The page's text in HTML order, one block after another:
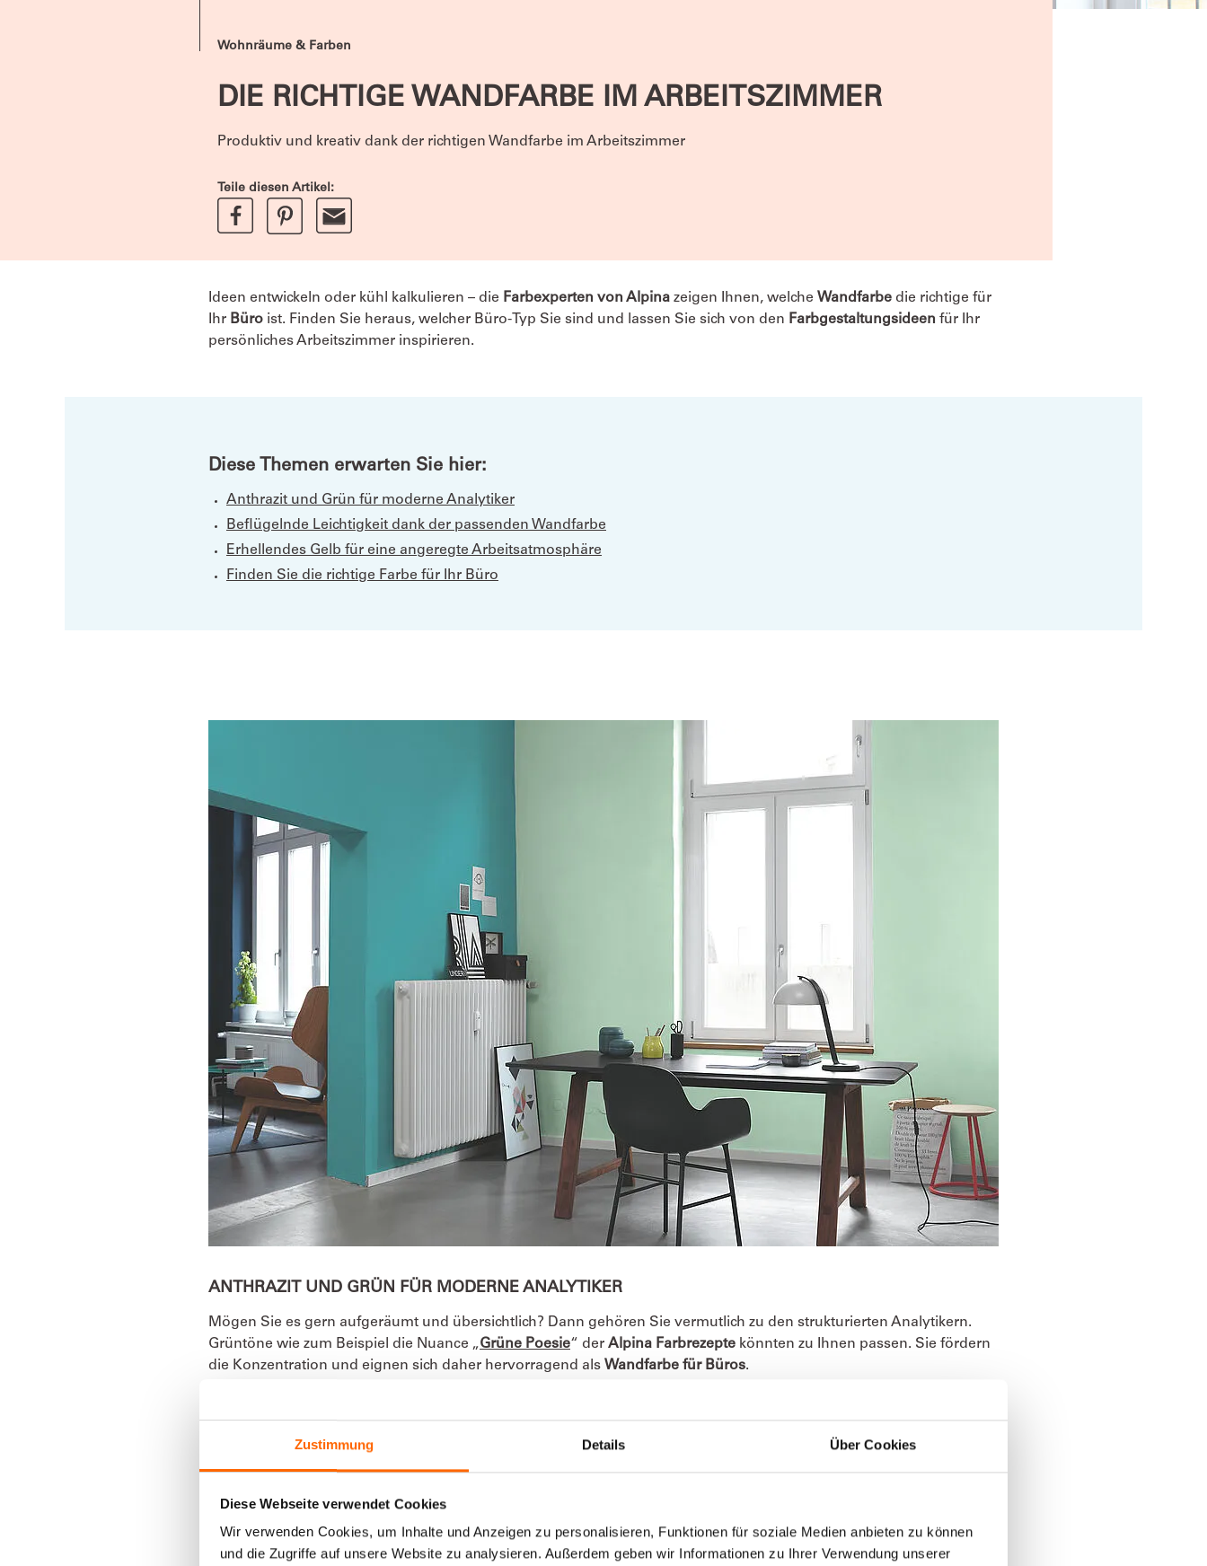
Zustimmung Details Über Cookies
Diese Webseite verwendet Cookies
Wir verwenden Cookies, um Inhalte und Anzeigen zu personalisieren, Funktionen für soziale Medien anbieten zu können
und die Zugriffe auf unsere Website zu analysieren. Außerdem geben wir Informationen zu Ihrer Verwendung unserer
Wohnräume & Farben
DIE RICHTIGE WANDFARBE IM ARBEITSZIMMER
Produktiv und kreativ dank der richtigen Wandfarbe im Arbeitszimmer
Teile diesen Artikel:
Ideen entwickeln oder kühl kalkulieren – die Farbexperten von Alpina zeigen Ihnen, welche Wandfarbe die richtige für
Ihr Büro ist. Finden Sie heraus, welcher Büro-Typ Sie sind und lassen Sie sich von den Farbgestaltungsideen für Ihr
persönliches Arbeitszimmer inspirieren.
Diese Themen erwarten Sie hier:
Anthrazit und Grün für moderne Analytiker
Beflügelnde Leichtigkeit dank der passenden Wandfarbe
Erhellendes Gelb für eine angeregte Arbeitsatmosphäre
Finden Sie die richtige Farbe für Ihr Büro
ANTHRAZIT UND GRÜN FÜR MODERNE ANALYTIKER
Mögen Sie es gern aufgeräumt und übersichtlich? Dann gehören Sie vermutlich zu den strukturierten Analytikern.
Grüntöne wie zum Beispiel die Nuance „Grüne Poesie“ der Alpina Farbrezepte könnten zu Ihnen passen. Sie fördern
die Konzentration und eignen sich daher hervorragend als Wandfarbe für Büros.
eine ideale Kombination für mehr Konzentrationsleistung. Setzen Sie dezente Deko-Elemente ein und sorgen Sie für
ausreichend Stauraum im heimischen Büro.